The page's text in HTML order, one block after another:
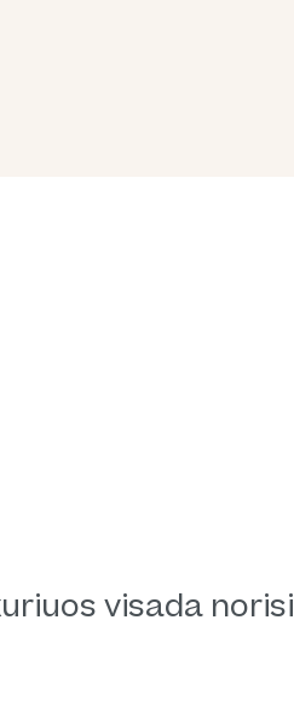
visada norisi